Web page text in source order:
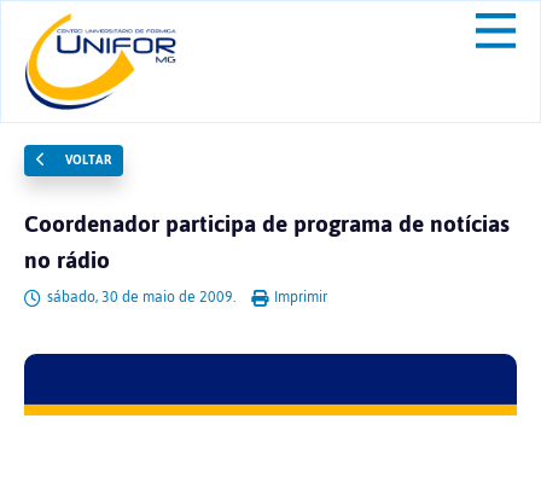
VOLTAR
Coordenador participa de programa de notícias
no rádio
sábado, 30 de maio de 2009. Imprimir